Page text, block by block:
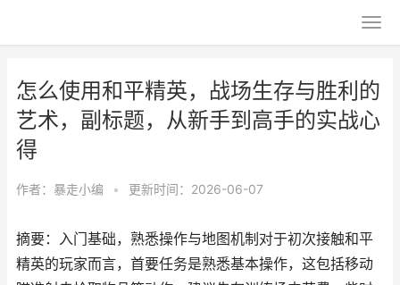
怎么使用和平精英，战场生存与胜利的
艺术，副标题，从新手到高手的实战心
得
作者： 暴走小编 • 更新时间：2026-06-07
摘要：入门基础，熟悉操作与地图机制对于初次接触和平
精英的玩家而言，首要任务是熟悉基本操作，这包括移动